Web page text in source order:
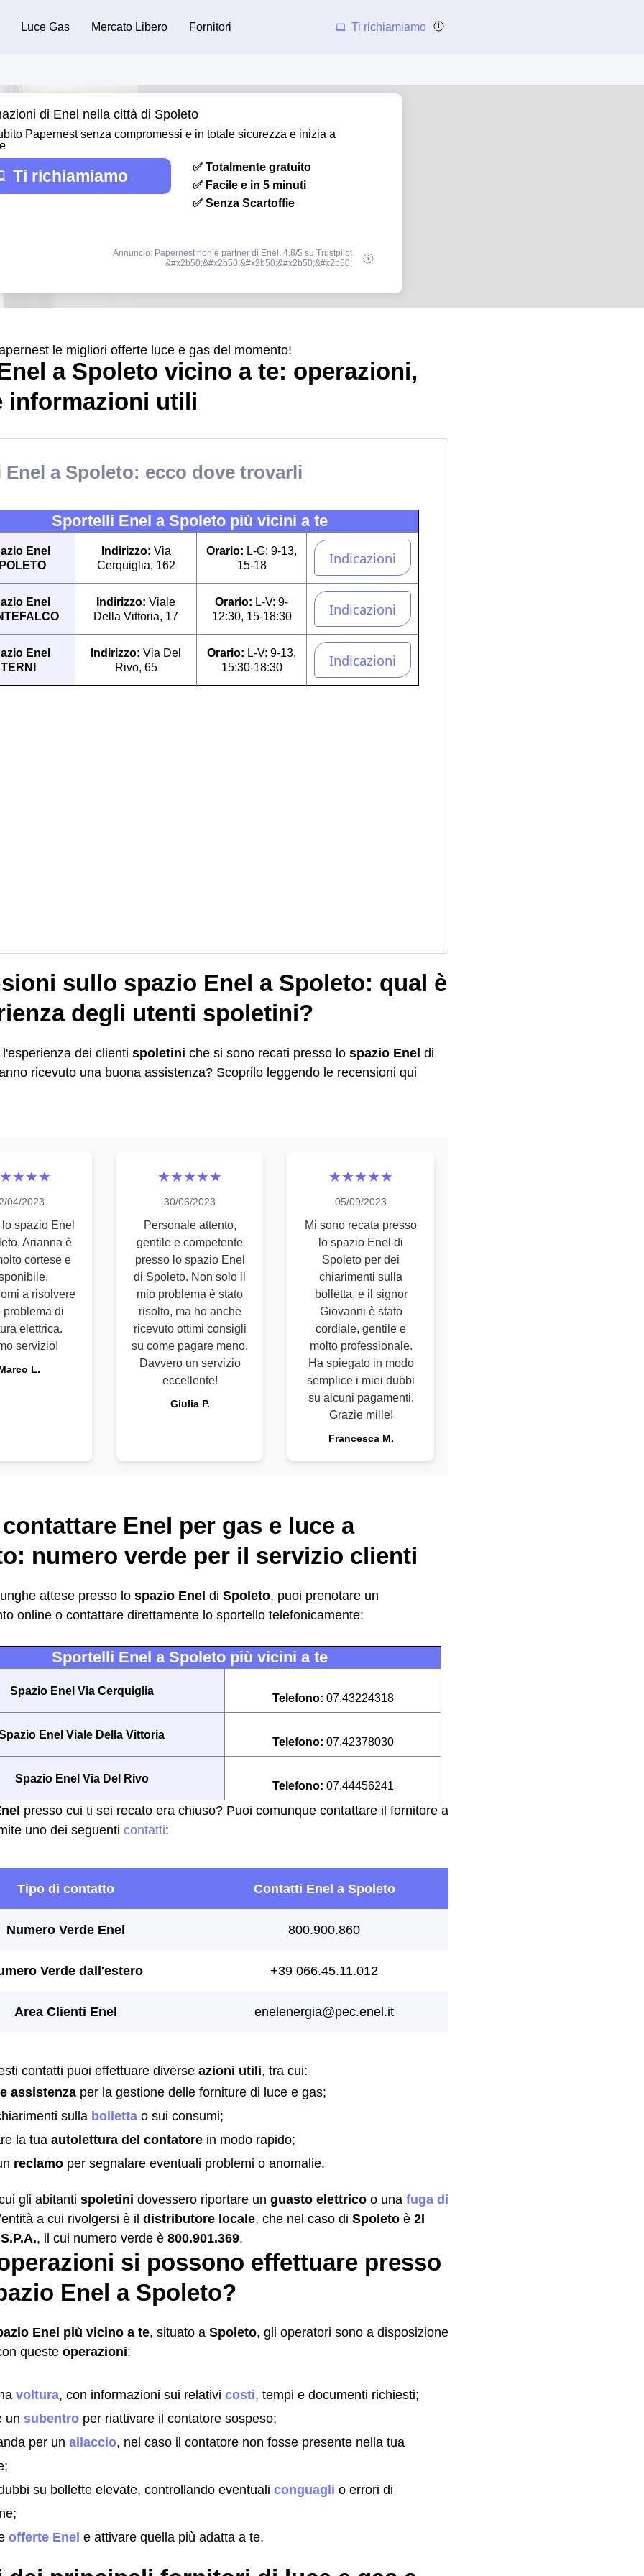
Luce Gas Mercato Libero Fornitori Ti richiamiamo
di Enel nella città di Spoleto
Papernest senza compromessi e in totale sicurezza e inizia a
Ti richiamiamo
✅ Totalmente gratuito
✅ Facile e in 5 minuti
✅ Senza Scartoffie
Annuncio: Papernest non è partner di Enel. 4,8/5 su Trustpilot
&#x2b50;&#x2b50;&#x2b50;&#x2b50;&#x2b50;
le migliori offerte luce e gas del momento!
a Spoleto vicino a te: operazioni,
informazioni utili
Enel a Spoleto: ecco dove trovarli
Sportelli Enel a Spoleto più vicini a te
Enel
Indirizzo: Via
Cerquiglia, 162
Orario: L-G: 9-13,
15-18
Enel
Indirizzo: Viale
Della Vittoria, 17
Orario: L-V: 9-
12:30, 15-18:30
Enel
TERNI
Indirizzo: Via Del
Rivo, 65
Orario: L-V: 9-13,
15:30-18:30
sullo spazio Enel a Spoleto: qual è
degli utenti spoletini?
dei clienti spoletini che si sono recati presso lo spazio Enel di
ricevuto una buona assistenza? Scoprilo leggendo le recensioni qui
04/2023
spazio Enel
Arianna è
cortese e
a risolvere
problema di
elettrica.
servizio!
L.
★★★★★
30/06/2023
Personale attento,
gentile e competente
presso lo spazio Enel
di Spoleto. Non solo il
mio problema è stato
risolto, ma ho anche
ricevuto ottimi consigli
su come pagare meno.
Davvero un servizio
eccellente!
Giulia P.
★★★★★
05/09/2023
Mi sono recata presso
lo spazio Enel di
Spoleto per dei
chiarimenti sulla
bolletta, e il signor
Giovanni è stato
cordiale, gentile e
molto professionale.
Ha spiegato in modo
semplice i miei dubbi
su alcuni pagamenti.
Grazie mille!
Francesca M.
Enel per gas e luce a
numero verde per il servizio clienti
attese presso lo spazio Enel di Spoleto, puoi prenotare un
online o contattare direttamente lo sportello telefonicamente:
Sportelli Enel a Spoleto più vicini a te
Spazio Enel Via Cerquiglia
Telefono: 07.43224318
Enel Viale Della Vittoria
Telefono: 07.42378030
Spazio Enel Via Del Rivo
Telefono: 07.44456241
presso cui ti sei recato era chiuso? Puoi comunque contattare il fornitore a
uno dei seguenti contatti:
contatti puoi effettuare diverse azioni utili, tra cui:
assistenza per la gestione delle forniture di luce e gas;
sulla bolletta o sui consumi;
la tua autolettura del contatore in modo rapido;
reclamo per segnalare eventuali problemi o anomalie.
gli abitanti spoletini dovessero riportare un guasto elettrico o una fuga di
a cui rivolgersi è il distributore locale, che nel caso di Spoleto è 2I
, il cui numero verde è 800.901.369.
si possono effettuare presso
Enel a Spoleto?
Enel più vicino a te, situato a Spoleto, gli operatori sono a disposizione
queste operazioni:
voltura, con informazioni sui relativi costi, tempi e documenti richiesti;
un subentro per riattivare il contatore sospeso;
per un allaccio, nel caso il contatore non fosse presente nella tua
su bollette elevate, controllando eventuali conguagli o errori di
offerte Enel e attivare quella più adatta a te.